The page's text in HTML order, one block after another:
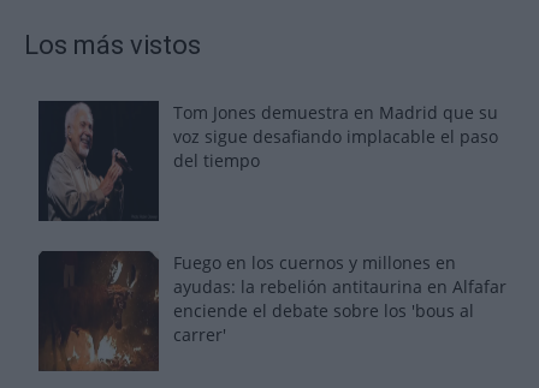
Los más vistos
Tom Jones demuestra en Madrid que su
voz sigue desafiando implacable el paso
del tiempo
Fuego en los cuernos y millones en
ayudas: la rebelión antitaurina en Alfafar
enciende el debate sobre los 'bous al
carrer'